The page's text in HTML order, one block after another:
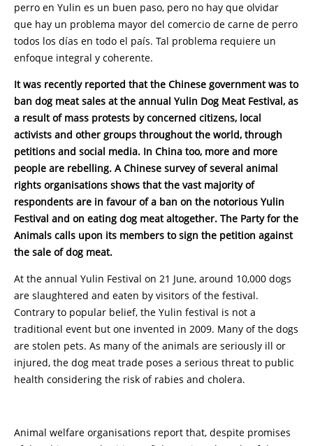
perro en Yulin es un buen paso, pero no hay que olvidar
que hay un problema mayor del comercio de carne de perro
todos los días en todo el país. Tal problema requiere un
enfoque integral y coherente.
It was recently reported that the Chinese government was to
ban dog meat sales at the annual Yulin Dog Meat Festival, as
a result of mass protests by concerned citizens, local
activists and other groups throughout the world, through
petitions and social media. In China too, more and more
people are rebelling. A Chinese survey of several animal
rights organisations shows that the vast majority of
respondents are in favour of a ban on the notorious Yulin
Festival and on eating dog meat altogether. The Party for the
Animals calls upon its members to sign the petition against
the sale of dog meat.
At the annual Yulin Festival on 21 June, around 10,000 dogs
are slaughtered and eaten by visitors of the festival.
Contrary to popular belief, the Yulin festival is not a
traditional event but one invented in 2009. Many of the dogs
are stolen pets. As many of the animals are seriously ill or
injured, the dog meat trade poses a serious threat to public
health considering the risk of rabies and cholera.
Animal welfare organisations report that, despite promises